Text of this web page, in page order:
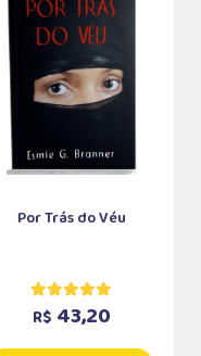
Por Trás do Véu
R$ 43,20